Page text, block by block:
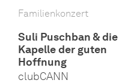
Familienkonzert
Suli Puschban & die
Kapelle der guten
Hoffnung
clubCANN